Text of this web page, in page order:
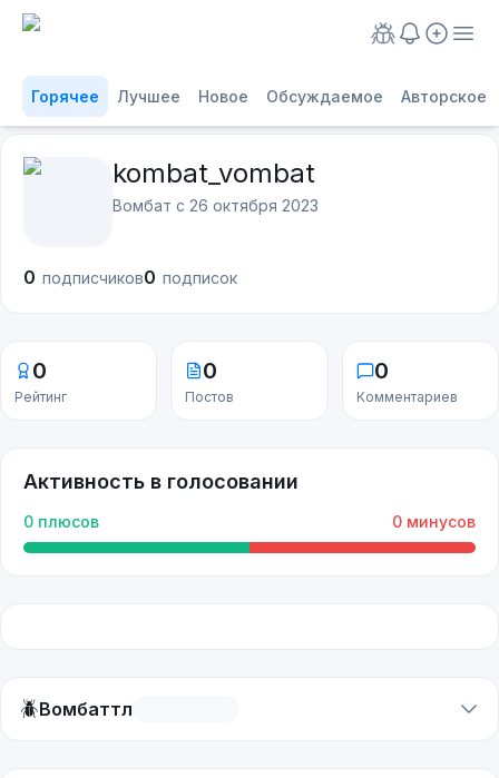
Горячее Лучшее Новое Обсуждаемое Авторское
kombat_vombat
Вомбат с 26 октября 2023
0 подписчиков0 подписок
0
Рейтинг
0
Постов
0
Комментариев
Активность в голосовании
0 плюсов 0 минусов
🪲Вомбаттл